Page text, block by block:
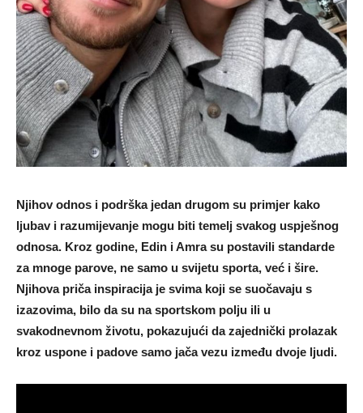
Njihov odnos i podrška jedan drugom su primjer kako
ljubav i razumijevanje mogu biti temelj svakog uspješnog
odnosa. Kroz godine, Edin i Amra su postavili standarde
za mnoge parove, ne samo u svijetu sporta, već i šire.
Njihova priča inspiracija je svima koji se suočavaju s
izazovima, bilo da su na sportskom polju ili u
svakodnevnom životu, pokazujući da zajednički prolazak
kroz uspone i padove samo jača vezu između dvoje ljudi.